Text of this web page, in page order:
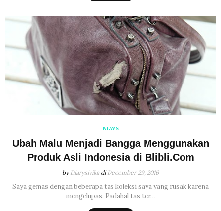
NEWS
Ubah Malu Menjadi Bangga Menggunakan
Produk Asli Indonesia di Blibli.Com
by Diarysivika diDecember 29, 2016
Saya gemas dengan beberapa tas koleksi saya yang rusak karena
mengelupas. Padahal tas ter…